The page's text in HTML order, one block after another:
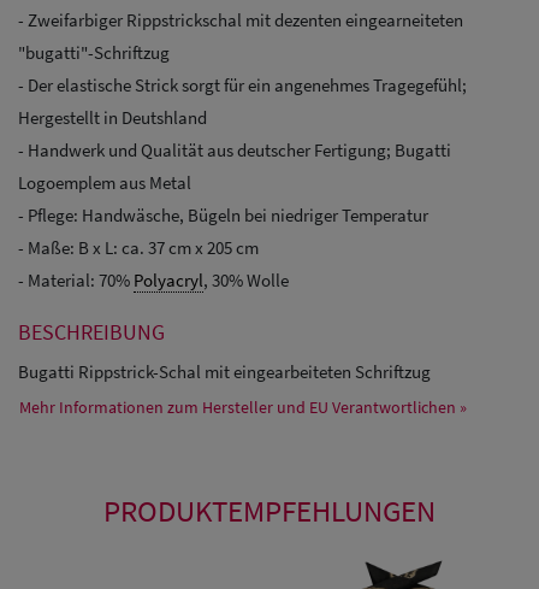
- Zweifarbiger Rippstrickschal mit dezenten eingearneiteten
"bugatti"-Schriftzug
- Der elastische Strick sorgt für ein angenehmes Tragegefühl;
Hergestellt in Deutshland
- Handwerk und Qualität aus deutscher Fertigung; Bugatti
Logoemplem aus Metal
- Pflege: Handwäsche, Bügeln bei niedriger Temperatur
- Maße: B x L: ca. 37 cm x 205 cm
- Material: 70% Polyacryl, 30% Wolle
BESCHREIBUNG
Bugatti Rippstrick-Schal mit eingearbeiteten Schriftzug
Mehr Informationen zum Hersteller und EU Verantwortlichen »
PRODUKTEMPFEHLUNGEN